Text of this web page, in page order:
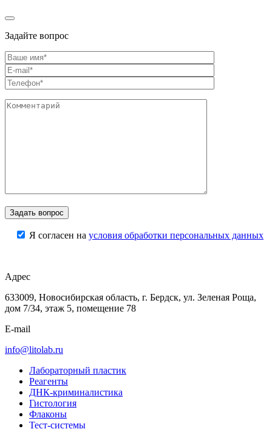
Задайте вопрос
Я согласен на условия обработки персональных данных
Адрес
633009, Новосибирская область, г. Бердск, ул. Зеленая Роща,
дом 7/34, этаж 5, помещение 78
E-mail
info@litolab.ru
Лабораторный пластик
Реагенты
ДНК-криминалистика
Гистология
Флаконы
Тест-системы